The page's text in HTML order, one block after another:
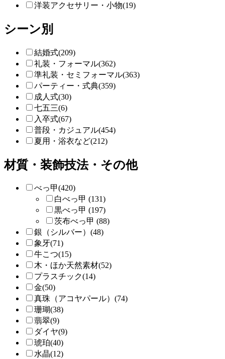
洋装アクセサリー・小物(19)
シーン別
結婚式(209)
礼装・フォーマル(362)
準礼装・セミフォーマル(363)
パーティー・式典(359)
成人式(30)
七五三(6)
入卒式(67)
普段・カジュアル(454)
夏用・浴衣など(212)
材質・装飾技法・その他
べっ甲(420)
白べっ甲 (131)
黒べっ甲 (197)
茨布べっ甲 (88)
銀（シルバー）(48)
象牙(71)
牛こつ(15)
木・ほか天然素材(52)
プラスチック(14)
金(50)
真珠（アコヤパール）(74)
珊瑚(38)
翡翠(9)
ダイヤ(9)
琥珀(40)
水晶(12)